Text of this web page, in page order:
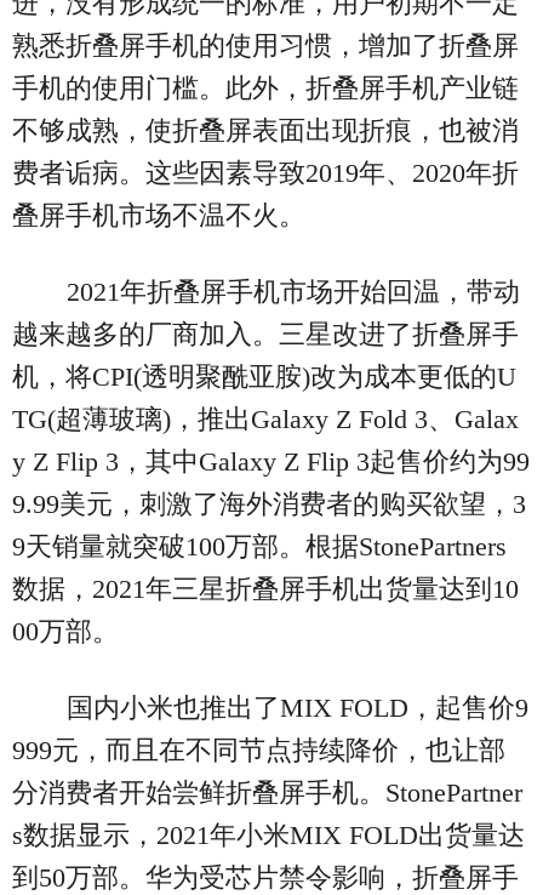
熟悉折叠屏手机的使用习惯，增加了折叠屏
手机的使用门槛。此外，折叠屏手机产业链
不够成熟，使折叠屏表面出现折痕，也被消
费者诟病。这些因素导致2019年、2020年折
叠屏手机市场不温不火。
2021年折叠屏手机市场开始回温，带动
越来越多的厂商加入。三星改进了折叠屏手
机，将CPI(透明聚酰亚胺)改为成本更低的U
TG(超薄玻璃)，推出Galaxy Z Fold 3、Galax
y Z Flip 3，其中Galaxy Z Flip 3起售价约为99
9.99美元，刺激了海外消费者的购买欲望，3
9天销量就突破100万部。根据StonePartners
数据，2021年三星折叠屏手机出货量达到10
00万部。
国内小米也推出了MIX FOLD，起售价9
999元，而且在不同节点持续降价，也让部
分消费者开始尝鲜折叠屏手机。StonePartner
s数据显示，2021年小米MIX FOLD出货量达
到50万部。华为受芯片禁令影响，折叠屏手